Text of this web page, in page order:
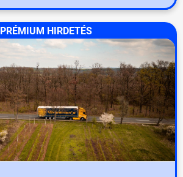
PRÉMIUM HIRDETÉS